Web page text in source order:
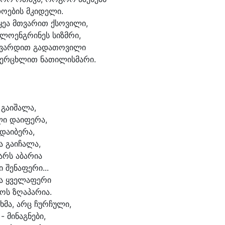
ების მკიდელი.
ა მთვარით ქსოვილი,
ლოენგრინეს სიზმრი,
დით გადათოვილი
ცხლით ნათილისმარი.
იშალა,
დაიფერა,
იბერა,
გაიჩალა,
აბარია
შენაფერი...
ყველაფერი
ზღაპარია.
არც ჩურჩული,
მინაგნები,